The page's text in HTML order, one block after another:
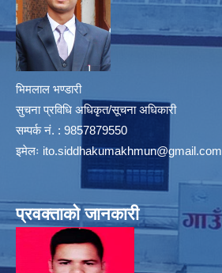
भिमलाल भण्डारी
सुचना प्रविधि अधिकृत/सूचना अधिकारी
सम्पर्क नं. : 9857879550
इमेलः ito.siddhakumakhmun@gmail.com
प्रवक्ताको जानकारी